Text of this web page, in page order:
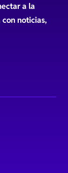
a la
noticias,